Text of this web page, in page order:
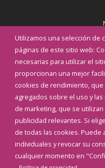
Utilizamos una selección de
páginas de este sitio web:
necesarias para utilizar el
proporcionan una mejor
cookies de rendimiento,
agregados sobre el uso y
de marketing, que se
publicidad relevantes. Si
de todas las cookies. Puede
individuales y revocar su
cualquier momento en